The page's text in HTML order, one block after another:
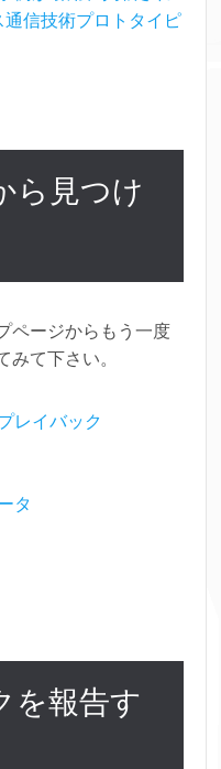
通信技術プロトタイピ
ら見つけ
ページからもう一度
みて下さい。
レイバック
タ
を報告す